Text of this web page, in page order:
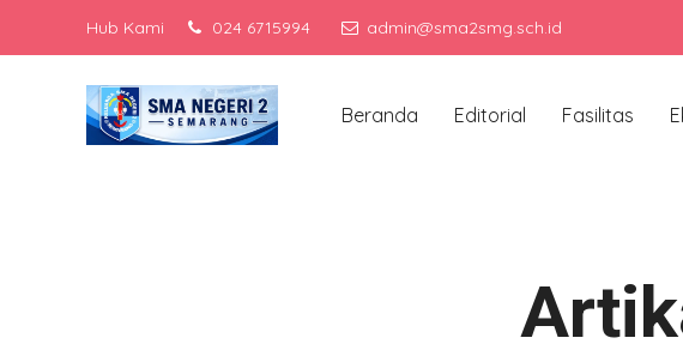
Hub Kami 024 6715994 admin@sma2smg.sch.idMenjadi sekolah
Beranda Editorial Fasilitas